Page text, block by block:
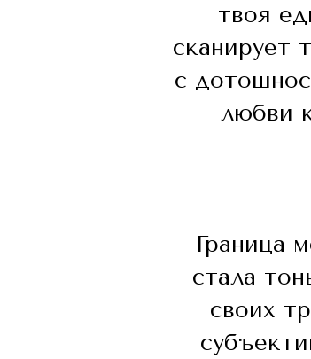
твоя
сканирует
с
любви
Граница
стала
своих